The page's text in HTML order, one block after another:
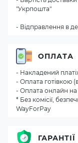
"Укрпошта"
- Відправлення в
ОПЛАТА
- Накладений
- Оплата готівкою
- Оплата онлайн на
* Без комісії,
WayForPay
ГАРАНТІЇ